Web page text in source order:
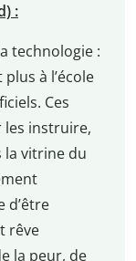
:
technologie :
à l’école
Ces
instruire,
la vitrine du
d’être
rêve
la peur, de